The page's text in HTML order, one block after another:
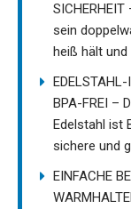
sein
heiß hält
BPA-FREI –
Edelstahl ist
sichere und
EINFACHE